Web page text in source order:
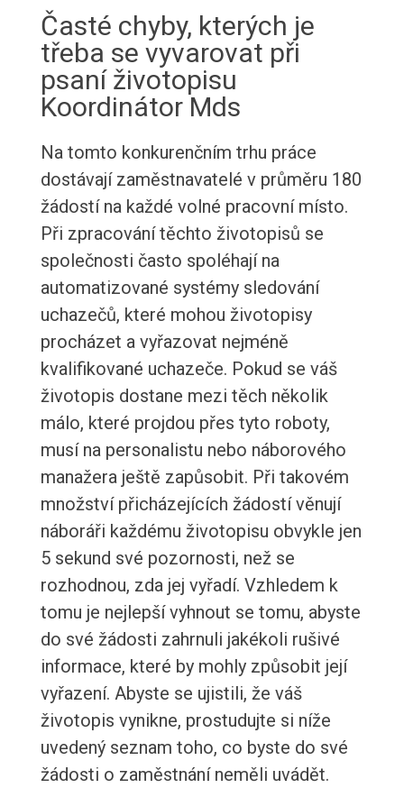
Časté chyby, kterých je
třeba se vyvarovat při
psaní životopisu
Koordinátor Mds
Na tomto konkurenčním trhu práce
dostávají zaměstnavatelé v průměru 180
žádostí na každé volné pracovní místo.
Při zpracování těchto životopisů se
společnosti často spoléhají na
automatizované systémy sledování
uchazečů, které mohou životopisy
procházet a vyřazovat nejméně
kvalifikované uchazeče. Pokud se váš
životopis dostane mezi těch několik
málo, které projdou přes tyto roboty,
musí na personalistu nebo náborového
manažera ještě zapůsobit. Při takovém
množství přicházejících žádostí věnují
náboráři každému životopisu obvykle jen
5 sekund své pozornosti, než se
rozhodnou, zda jej vyřadí. Vzhledem k
tomu je nejlepší vyhnout se tomu, abyste
do své žádosti zahrnuli jakékoli rušivé
informace, které by mohly způsobit její
vyřazení. Abyste se ujistili, že váš
životopis vynikne, prostudujte si níže
uvedený seznam toho, co byste do své
žádosti o zaměstnání neměli uvádět.